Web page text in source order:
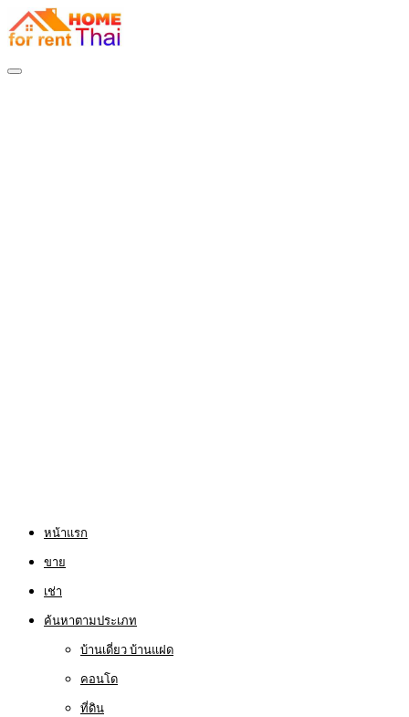
หน้าแรก
ขาย
เช่า
ค้นหาตามประเภท
บ้านเดี่ยว บ้านแฝด
คอนโด
ที่ดิน